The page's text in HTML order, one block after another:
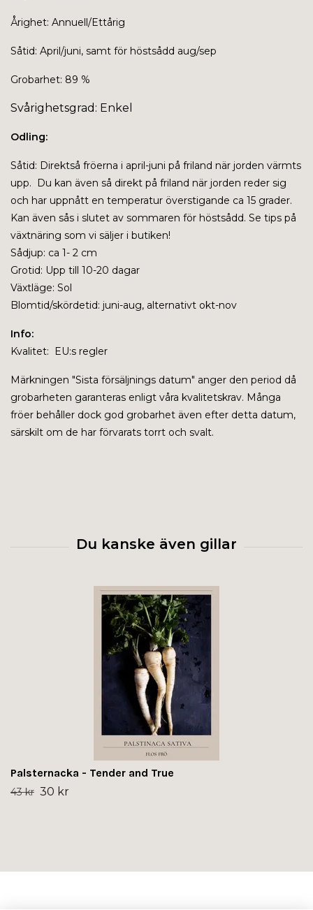
Årighet: Annuell/Ettårig
Såtid: April/juni, samt för höstsådd aug/sep
Grobarhet: 89 %
Svårighetsgrad: Enkel
Odling:
Såtid: Direktså fröerna i april-juni på friland när jorden värmts
upp. Du kan även så direkt på friland när jorden reder sig
och har uppnått en temperatur överstigande ca 15 grader.
Kan även sås i slutet av sommaren för höstsådd. Se tips på
växtnäring som vi säljer i butiken!
Sådjup: ca 1- 2 cm
Grotid: Upp till 10-20 dagar
Växtläge: Sol
Blomtid/skördetid: juni-aug, alternativt okt-nov
Info:
Kvalitet: EU:s regler
Märkningen "Sista försäljnings datum" anger den period då
grobarheten garanteras enligt våra kvalitetskrav. Många
fröer behåller dock god grobarhet även efter detta datum,
särskilt om de har förvarats torrt och svalt.
Palsternacka - Tender and True
43 kr 30 kr